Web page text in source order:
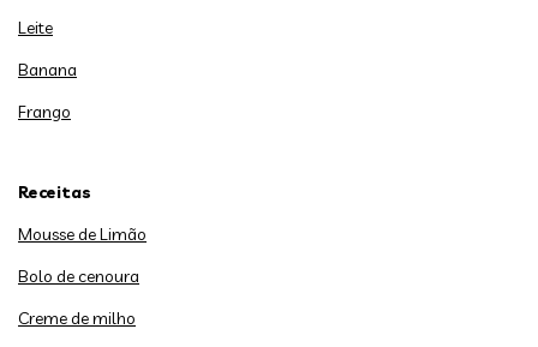
Leite
Banana
Frango
Receitas
Mousse de Limão
Bolo de cenoura
Creme de milho